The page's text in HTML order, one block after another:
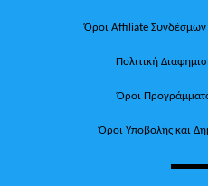
Όροι Affiliate Συνδέσμων
Πολιτική
Όροι
Όροι Υποβολής και